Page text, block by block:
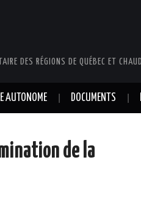
DES RÉGIONS DE QUÉBEC ET
AUTONOME DOCUMENTS
de la